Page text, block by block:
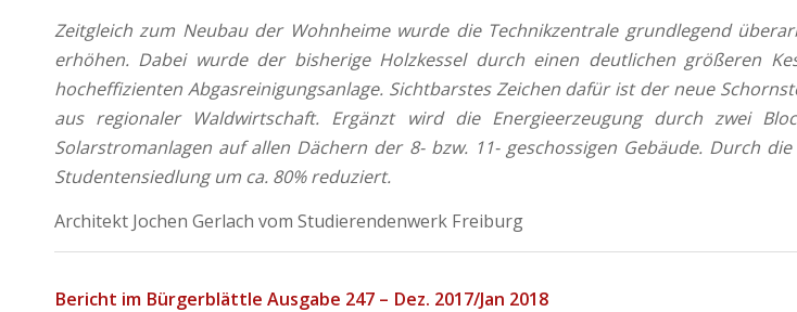
Zeitgleich zum Neubau der Wohnheime wurde die Technikzentrale grundlegend
erhöhen. Dabei wurde der bisherige Holzkessel durch einen deutlichen größeren
hocheffizienten Abgasreinigungsanlage. Sichtbarstes Zeichen dafür ist der neue
aus regionaler Waldwirtschaft. Ergänzt wird die Energieerzeugung durch zwei
Solarstromanlagen auf allen Dächern der 8- bzw. 11- geschossigen Gebäude. Durch
Studentensiedlung um ca. 80% reduziert.
Architekt Jochen Gerlach vom Studierendenwerk Freiburg
Bericht im Bürgerblättle Ausgabe 247 – Dez. 2017/Jan 2018